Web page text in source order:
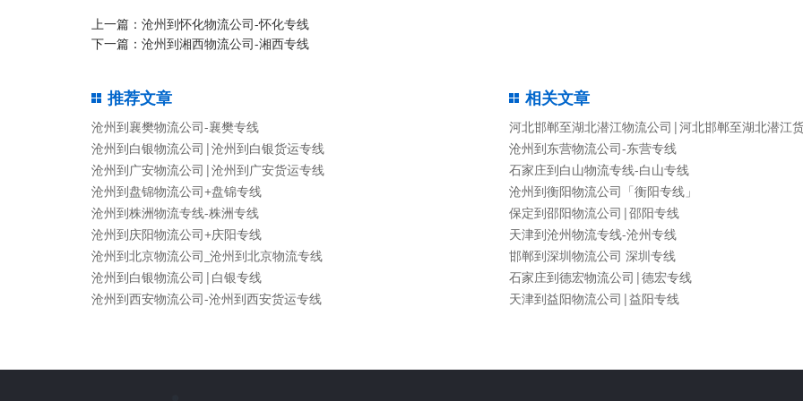
上一篇： 沧州到怀化物流公司-怀化专线
下一篇： 沧州到湘西物流公司-湘西专线
推荐文章
沧州到襄樊物流公司-襄樊专线
沧州到白银物流公司|沧州到白银货运专线
沧州到广安物流公司|沧州到广安货运专线
沧州到盘锦物流公司+盘锦专线
沧州到株洲物流专线-株洲专线
沧州到庆阳物流公司+庆阳专线
沧州到北京物流公司_沧州到北京物流专线
沧州到白银物流公司|白银专线
沧州到西安物流公司-沧州到西安货运专线
相关文章
河北邯郸至湖北潜江物流公司|河北邯郸至湖北潜江
沧州到东营物流公司-东营专线
石家庄到白山物流专线-白山专线
沧州到衡阳物流公司「衡阳专线」
保定到邵阳物流公司|邵阳专线
天津到沧州物流专线-沧州专线
邯郸到深圳物流公司 深圳专线
石家庄到德宏物流公司|德宏专线
天津到益阳物流公司|益阳专线